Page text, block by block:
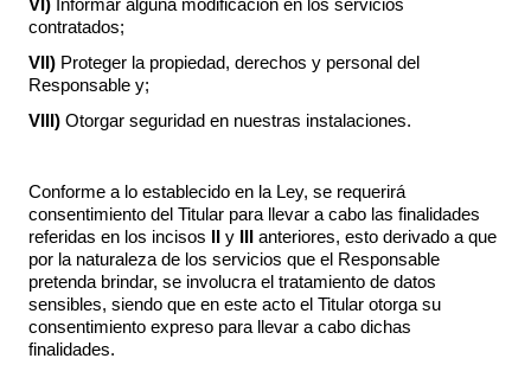
VI) Informar alguna modificación en los servicios
contratados;
VII) Proteger la propiedad, derechos y personal del
Responsable y;
VIII) Otorgar seguridad en nuestras instalaciones.
Conforme a lo establecido en la Ley, se requerirá
consentimiento del Titular para llevar a cabo las finalidades
referidas en los incisos
y
anteriores, esto derivado a que
por la naturaleza de los servicios que el Responsable
pretenda brindar, se involucra el tratamiento de datos
sensibles, siendo que en este acto el Titular otorga su
consentimiento expreso para llevar a cabo dichas
finalidades.